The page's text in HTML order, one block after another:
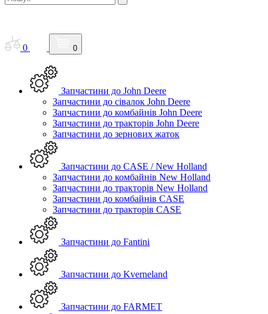
0 0
Запчастини до John Deere
Запчастини до сівалок John Deere
Запчастини до комбайнів John Deere
Запчастини до тракторів John Deere
Запчастини до зернових жаток
Запчастини до CASE / New Holland
Запчастини до комбайнів New Holland
Запчастини до тракторів New Holland
Запчастини до комбайнів CASE
Запчастини до тракторів CASE
Запчастини до Fantini
Запчастини до Kverneland
Запчастини до FARMET